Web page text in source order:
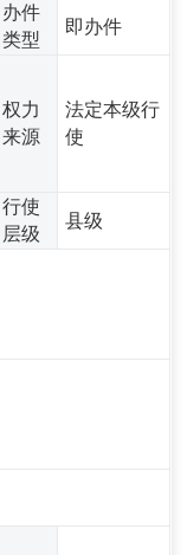
办件
类型
即办件
权力
来源
法定本级行
使
行使
层级
县级